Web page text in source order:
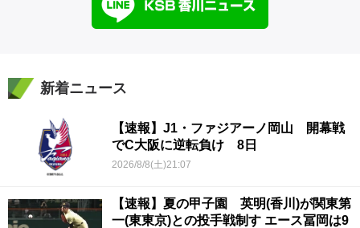
新着ニュース
【速報】J1・ファジアーノ岡山 開幕戦
でC大阪に逆転負け 8日
2026/8/8(土)21:07
【速報】夏の甲子園 英明(香川)が関東第
一(東東京)との投手戦制す エース冨岡は9